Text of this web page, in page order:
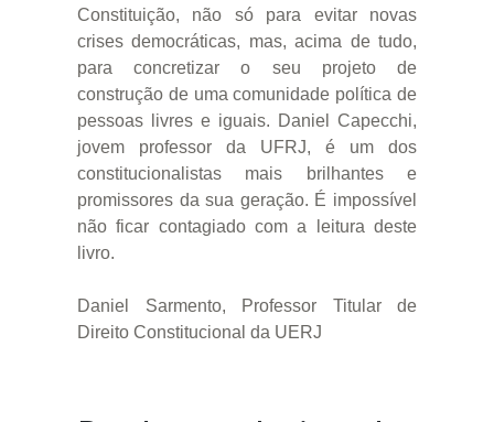
Constituição, não só para evitar novas
crises democráticas, mas, acima de tudo,
para concretizar o seu projeto de
construção de uma comunidade política de
pessoas livres e iguais. Daniel Capecchi,
jovem professor da UFRJ, é um dos
constitucionalistas mais brilhantes e
promissores da sua geração. É impossível
não ficar contagiado com a leitura deste
livro.
Daniel Sarmento, Professor Titular de
Direito Constitucional da UERJ